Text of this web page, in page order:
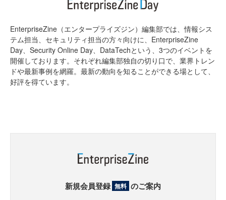
EnterpriseZine（エンタープライズジン）編集部では、情報シス
テム担当、セキュリティ担当の方々向けに、EnterpriseZine
Day、Security Online Day、DataTechという、3つのイベントを
開催しております。それぞれ編集部独自の切り口で、業界トレン
ドや最新事例を網羅。最新の動向を知ることができる場として、
好評を得ています。
新規会員登録 無料 のご案内